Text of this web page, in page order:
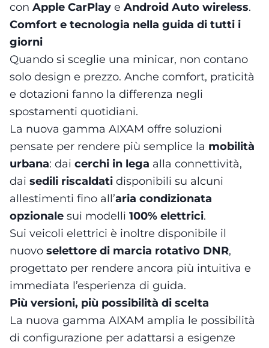
con Apple CarPlay e Android Auto wireless.
Comfort e tecnologia nella guida di tutti i
giorni
Quando si sceglie una minicar, non contano
solo design e prezzo. Anche comfort, praticità
e dotazioni fanno la differenza negli
spostamenti quotidiani.
La nuova gamma AIXAM offre soluzioni
pensate per rendere più semplice la mobilità
urbana: dai cerchi in lega alla connettività,
dai sedili riscaldati disponibili su alcuni
allestimenti fino all’aria condizionata
opzionale sui modelli 100% elettrici.
Sui veicoli elettrici è inoltre disponibile il
nuovo selettore di marcia rotativo DNR,
progettato per rendere ancora più intuitiva e
immediata l’esperienza di guida.
Più versioni, più possibilità di scelta
La nuova gamma AIXAM amplia le possibilità
di configurazione per adattarsi a esigenze